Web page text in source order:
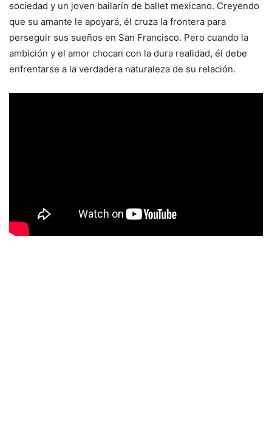
sociedad y un joven bailarín de ballet mexicano. Creyendo
que su amante le apoyará, él cruza la frontera para
perseguir sus sueños en San Francisco. Pero cuando la
ambición y el amor chocan con la dura realidad, él debe
enfrentarse a la verdadera naturaleza de su relación.